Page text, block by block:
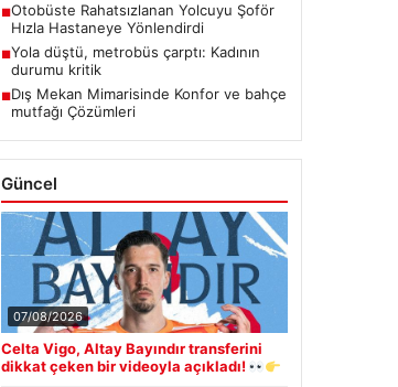
■Otobüste Rahatsızlanan Yolcuyu Şoför
Hızla Hastaneye Yönlendirdi
■Yola düştü, metrobüs çarptı: Kadının
durumu kritik
■Dış Mekan Mimarisinde Konfor ve bahçe
mutfağı Çözümleri
Güncel
07/08/2026
Celta Vigo, Altay Bayındır transferini
dikkat çeken bir videoyla açıkladı!